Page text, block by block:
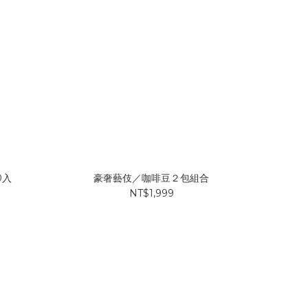
豪奢藝伎／咖啡豆２包組合
NT$1,999